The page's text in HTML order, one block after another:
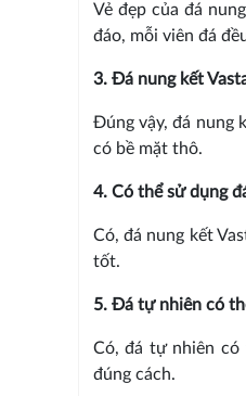
Vẻ đẹp của đá
đáo, mỗi viên đá
3. Đá nung kết
Đúng vậy, đá nung
có bề mặt thô.
4. Có thể sử dụng
Có, đá nung kết
tốt.
5. Đá tự nhiên có
Có, đá tự nhiên
đúng cách.